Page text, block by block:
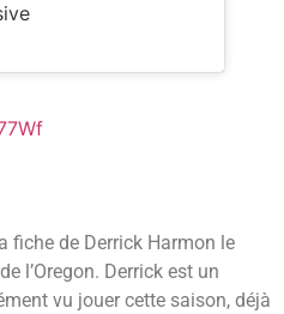
fiche de Derrick Harmon le
l’Oregon. Derrick est un
vu jouer cette saison, déjà